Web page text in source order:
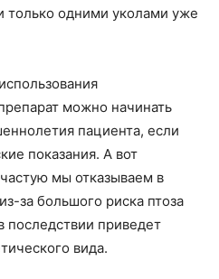
только одними уколами уже
можно начинать
пациента, если
показания. А вот
мы отказываем в
за большого риска птоза
последствии приведет
вида.